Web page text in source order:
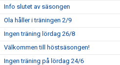
Info slutet av säsongen
Ola håller i träningen 2/9
Ingen träning lördag 26/8
Välkommen till höstsäsongen!
Ingen träning på lördag 24/6